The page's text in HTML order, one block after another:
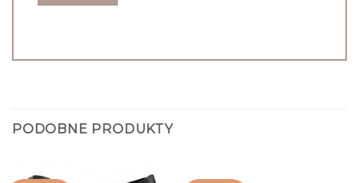
PODOBNE PRODUKTY